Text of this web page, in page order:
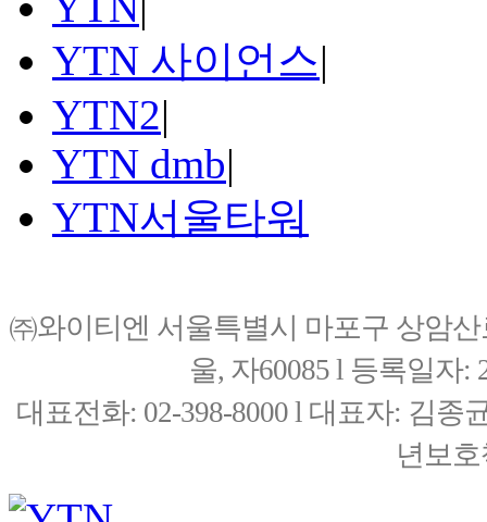
YTN 사이언스|
YTN2|
YTN dmb|
YTN서울타워
㈜와이티엔 서울특별시 마포구 상암
울, 자60085 l 등록일자:
대표전화: 02-398-8000 l 대표자: 김종
년보